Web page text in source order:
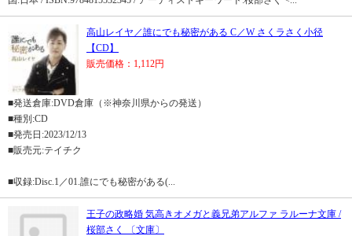
高山レイヤ／誰にでも秘密がある C／W さくラさく小径
【CD】
販売価格：1,112円
■発送倉庫:DVD倉庫（※神奈川県からの発送）
■種別:CD
■発売日:2023/12/13
■販売元:テイチク
■収録:Disc.1／01.誰にでも秘密がある(...
王子の政略婚 気高きオメガと義兄弟アルファ ラルーナ文庫 /
桜部さく 〔文庫〕